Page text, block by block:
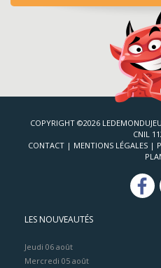
COPYRIGHT ©2026
CNIL
CONTACT | MENTIONS LÉGALES |
LES NOUVEAUTÉS
Jeudi 06 août
Mercredi 05 août